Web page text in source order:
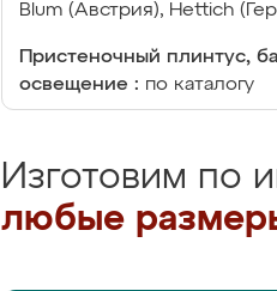
Blum (Австрия), Hettich
Пристеночный плинтус,
освещение : по каталогу
Изготовим по
любые